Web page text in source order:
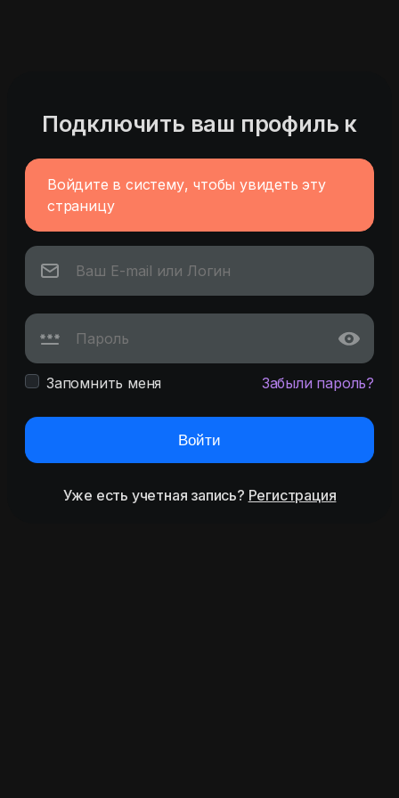
Подключить ваш профиль к
Войдите в систему, чтобы увидеть эту
страницу
Запомнить меня Забыли пароль?
Войти
Уже есть учетная запись? Регистрация